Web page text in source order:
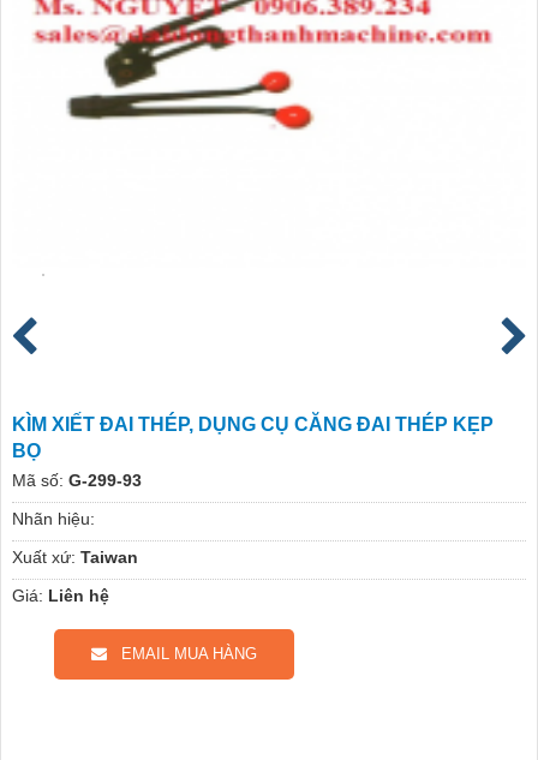
KÌM XIẾT ĐAI THÉP, DỤNG CỤ CĂNG ĐAI THÉP KẸP
BỌ
Mã số: G-299-93
Nhãn hiệu:
Xuất xứ: Taiwan
Giá: Liên hệ
EMAIL MUA HÀNG